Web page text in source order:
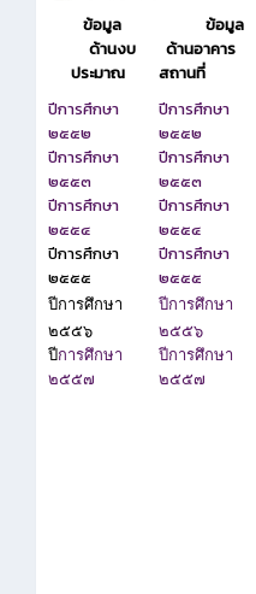
ข้อมูล
ด้านงบ
ประมาณ
ข้อมูล
ด้านอาคาร
สถานที่
ปีการศึกษา
๒๕๕๒
ปีการศึกษา
๒๕๕๒
ปีการศึกษา
๒๕๕๓
ปีการศึกษา
๒๕๕๓
ปีการศึกษา
๒๕๕๔
ปีการศึกษา
๒๕๕๔
ปีการศึกษา
๒๕๕๕
ปีการศึกษา
๒๕๕๕
ปีการศึกษา
๒๕๕๖
ปีการศึกษา
๒๕๕๖
ปีการศึกษา
๒๕๕๗
ปีการศึกษา
๒๕๕๗